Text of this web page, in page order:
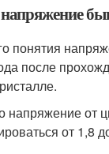
понятия
после
напряжение от
от 1,8